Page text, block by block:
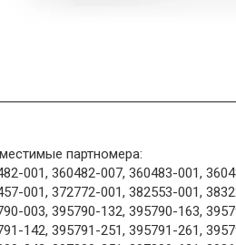
партномера:
001, 360482-007, 360483-001,
001, 372772-001, 382553-001,
003, 395790-132, 395790-163,
142, 395791-251, 395791-261,